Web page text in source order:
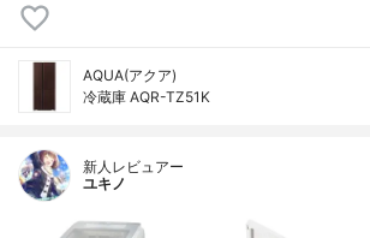
AQUA(アクア)
冷蔵庫 AQR-TZ51K
新人レビュアー
ユキノ